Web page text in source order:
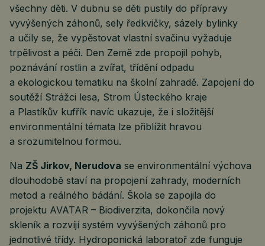
všechny děti. V dubnu se děti pustily do přípravy
vyvýšených záhonů, sely ředkvičky, sázely bylinky
a učily se, že vypěstovat vlastní svačinu vyžaduje
trpělivost a péči. Den Země zde propojil pohyb,
poznávání rostlin a zvířat, třídění odpadu
a ekologickou tematiku na školní zahradě. Zapojení do
soutěží Strážci lesa, Strom Ústeckého kraje
a Plastíkův kufřík navíc ukazuje, že i složitější
environmentální témata lze přiblížit hravou
a srozumitelnou formou.
Na ZŠ Jirkov, Nerudova se environmentální výchova
dlouhodobě staví na propojení zahrady, moderních
metod a reálného bádání. Škola se zapojila do
projektu AVATAR – Biodiverzita, dokončila nový
skleník a rozvíjí systém vyvýšených záhonů pro
jednotlivé třídy. Hydroponická laboratoř zde funguje